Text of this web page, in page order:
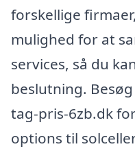
forskellige
mulighed for at
services, så du
beslutning.
tag-pris-6zb.dk
options til